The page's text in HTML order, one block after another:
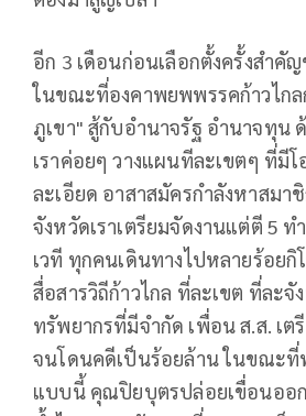
อีก 3 เดือนก่อนเลือกตั้งครั้งสำคั
ในขณะที่องคาพยพพรรคก้าวไกล
ภูเขา" สู้กับอำนาจรัฐ อำนาจทุน
เราค่อยๆ วางแผนทีละเขตๆ ที่มี
ละเอียด อาสาสมัครกำลังหาสมา
จังหวัดเราเตรียมจัดงานแต่ตี 5
เวที ทุกคนเดินทางไปหลายร้อยกิ
สื่อสารวิถีก้าวไกล ที่ละเขต ที่ละจั
ทรัพยากรที่มีจำกัด เพื่อน ส.ส. เต
จนโดนคดีเป็นร้อยล้าน ในขณะที่
แบบนี้ คุณปิยบุตรปล่อยเขื่อนออ